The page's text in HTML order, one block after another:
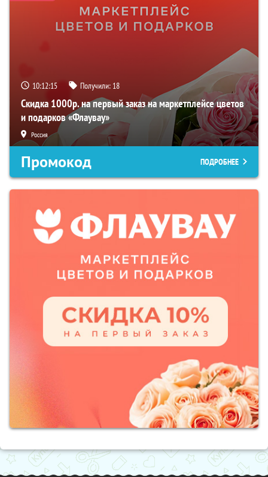
10:12:14 Получили: 18
Скидка 1000р. на первый заказ на маркетплейсе цветов
и подарков «Флаувау»
Россия
Промокод ПОДРОБНЕЕ